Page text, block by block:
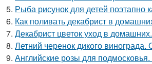
5. Рыба рисунок для детей
6. Как поливать декабрист в
7. Декабрист цветок уход в
8. Летний черенок дикого винограда.
9. Английские розы для